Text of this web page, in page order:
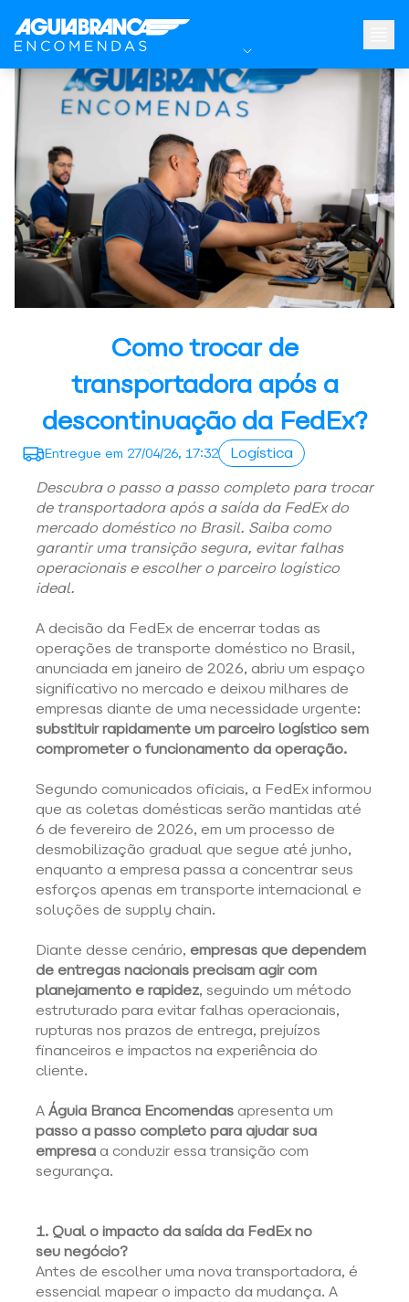
Como trocar de
transportadora após a
descontinuação da FedEx?
Entregue em 27/04/26, 17:32
Logística
Descubra o passo a passo completo para trocar
de transportadora após a saída da FedEx do
mercado doméstico no Brasil. Saiba como
garantir uma transição segura, evitar falhas
operacionais e escolher o parceiro logístico
ideal.
A decisão da FedEx de encerrar todas as
operações de transporte doméstico no Brasil,
anunciada em janeiro de 2026, abriu um espaço
significativo no mercado e deixou milhares de
substituir rapidamente um parceiro logístico sem
comprometer o funcionamento da operação.
Segundo comunicados oficiais, a FedEx informou
que as coletas domésticas serão mantidas até
6 de fevereiro de 2026, em um processo de
desmobilização gradual que segue até junho,
enquanto a empresa passa a concentrar seus
esforços apenas em transporte internacional e
soluções de supply chain.
Diante desse cenário, empresas que dependem
de entregas nacionais precisam agir com
planejamento e rapidez, seguindo um método
estruturado para evitar falhas operacionais,
rupturas nos prazos de entrega, prejuízos
financeiros e impactos na experiência do
cliente.
A Águia Branca Encomendas
passo a passo completo para ajudar sua
empresa a conduzir essa transição com
segurança.
1. Qual o impacto da saída da FedEx no
seu negócio?
Antes de escolher uma nova transportadora, é
essencial mapear o impacto da mudança. A